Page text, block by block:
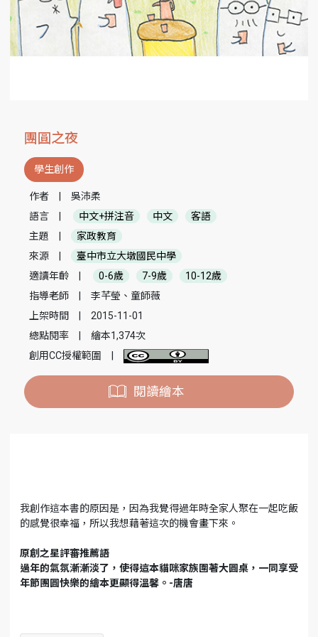
團圓之夜
學生創作
作者
吳沛柔
語言
中文+拼注音 中文
客語
主題
家政教育
來源
臺中市立大墩國民中學
適讀年齡
0-6歲 7-9歲
10-12歲
指導老師
李芊瑩、童師薇
上架時間
2015-11-01
總點閱率
繪本1,374次
創用CC授權範圍
閱讀繪本
我創作這本書的原因是，因為我覺得過年時全家人聚在一起吃飯
的感覺很幸福，所以我想藉著這次的機會畫下來。
原創之星評審推薦語
過年的氣氛漸漸淡了，使得這本貓咪家族圍著大圓桌，一同享受
年節團圓快樂的繪本更顯得溫馨。-唐唐